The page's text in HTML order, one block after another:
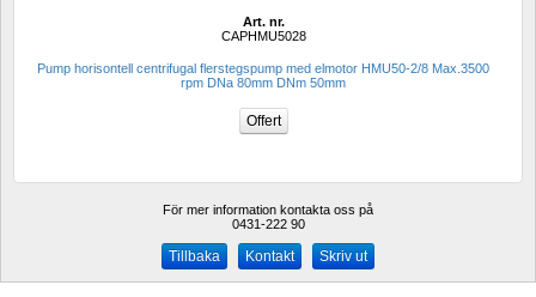
Art. nr.
CAPHMU5028
Pump horisontell centrifugal flerstegspump med elmotor HMU50-2/8 Max.3500
rpm DNa 80mm DNm 50mm
För mer information kontakta oss på
0431-222 90
Kontakt Skriv ut